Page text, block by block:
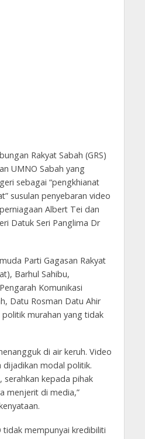
Rakyat Sabah (GRS)
UMNO Sabah yang
sebagai “pengkhianat
susulan penyebaran video
Albert Tei dan
Datuk Seri Panglima Dr
Parti Gagasan Rakyat
Barhul Sahibu,
Komunikasi
Datu Rosman Datu Ahir
murahan yang tidak
di air keruh. Video
modal politik.
serahkan kepada pihak
menjerit di media,”
tidak mempunyai kredibiliti